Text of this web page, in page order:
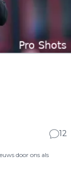
12
door ons als